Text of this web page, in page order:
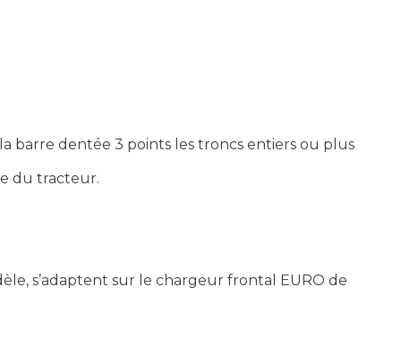
barre dentée 3 points les troncs entiers ou plus
du tracteur.
s’adaptent sur le chargeur frontal EURO de